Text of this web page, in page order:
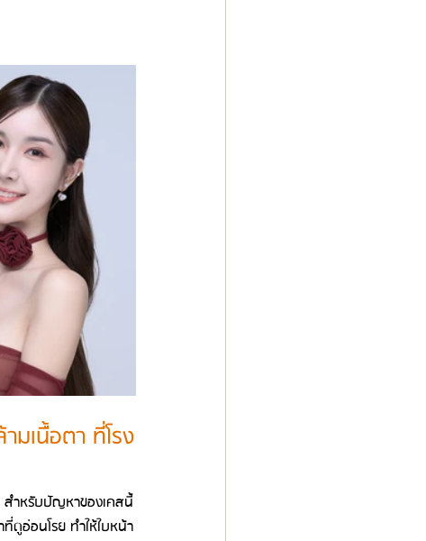
มเนื้อตา ที่โรง
สำหรับปัญหาของเคสนี้
ดูอ่อนโรย ทำให้ใบหน้า